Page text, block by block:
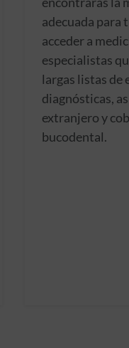
adecuada para
acceder a
especialistas
largas listas de
diagnósticas,
extranjero y
bucodental.